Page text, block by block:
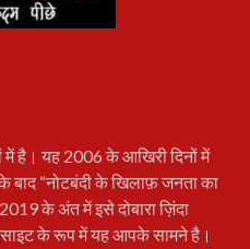
में है। यह 2006 के आखिरी दिनों में
“नोटबंदी के खिलाफ़ जनता का
के अंत में इसे दोबारा ज़िंदा
के रूप में यह आपके सामने है।